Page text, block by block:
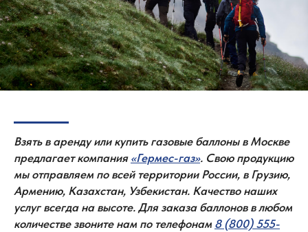
Взять в аренду или купить газовые баллоны в Москве
предлагает компания «Гермес-газ». Свою продукцию
мы отправляем по всей территории России, в Грузию,
Армению, Казахстан, Узбекистан. Качество наших
услуг всегда на высоте. Для заказа баллонов в любом
количестве звоните нам по телефонам 8 (800) 555-
Преимущества
Блог
Согласие на обработку персональных данных
Политика конфиденциальности
8 (800) 555-65-59
Этапы работы
Контакты
info@germes-gas.ru